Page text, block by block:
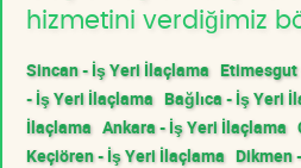
hizmetini verdiğimiz
Sincan - İş Yeri İlaçlama
- İş Yeri İlaçlama Bağlıca - İş Yeri
İlaçlama Ankara - İş Yeri İlaçlama
Keçiören - İş Yeri İlaçlama Dikmen